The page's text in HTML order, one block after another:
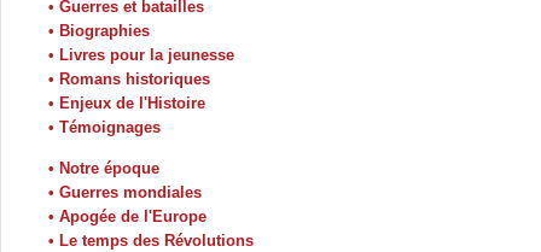
• Guerres et batailles
• Biographies
• Livres pour la jeunesse
• Romans historiques
• Enjeux de l'Histoire
• Témoignages
• Notre époque
• Guerres mondiales
• Apogée de l'Europe
• Le temps des Révolutions